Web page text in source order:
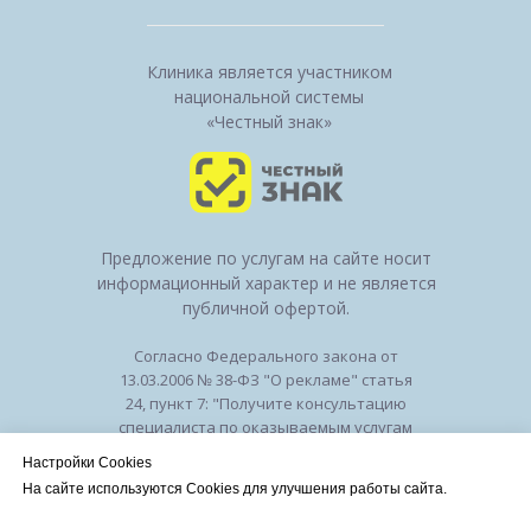
Клиника является участником
национальной системы
«Честный знак»
Предложение по услугам на сайте носит
информационный характер и не является
публичной офертой.
Согласно Федерального закона от
13.03.2006 № 38-ФЗ "О рекламе" статья
24, пункт 7: "Получите консультацию
специалиста по оказываемым услугам
медицинской деятельности № ЛО-50-01-
Настройки Cookies
На сайте используются Cookies для улучшения работы сайта.